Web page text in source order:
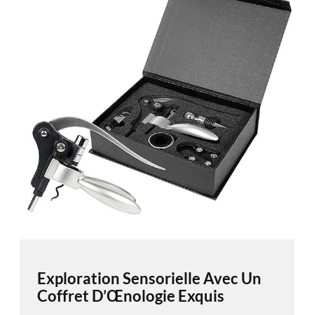
Exploration Sensorielle Avec Un
Coffret D’Œnologie Exquis